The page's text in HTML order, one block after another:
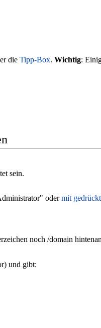
die Tipp-Box. Wichtig:
sein.
odermit
noch /domain
und gibt: